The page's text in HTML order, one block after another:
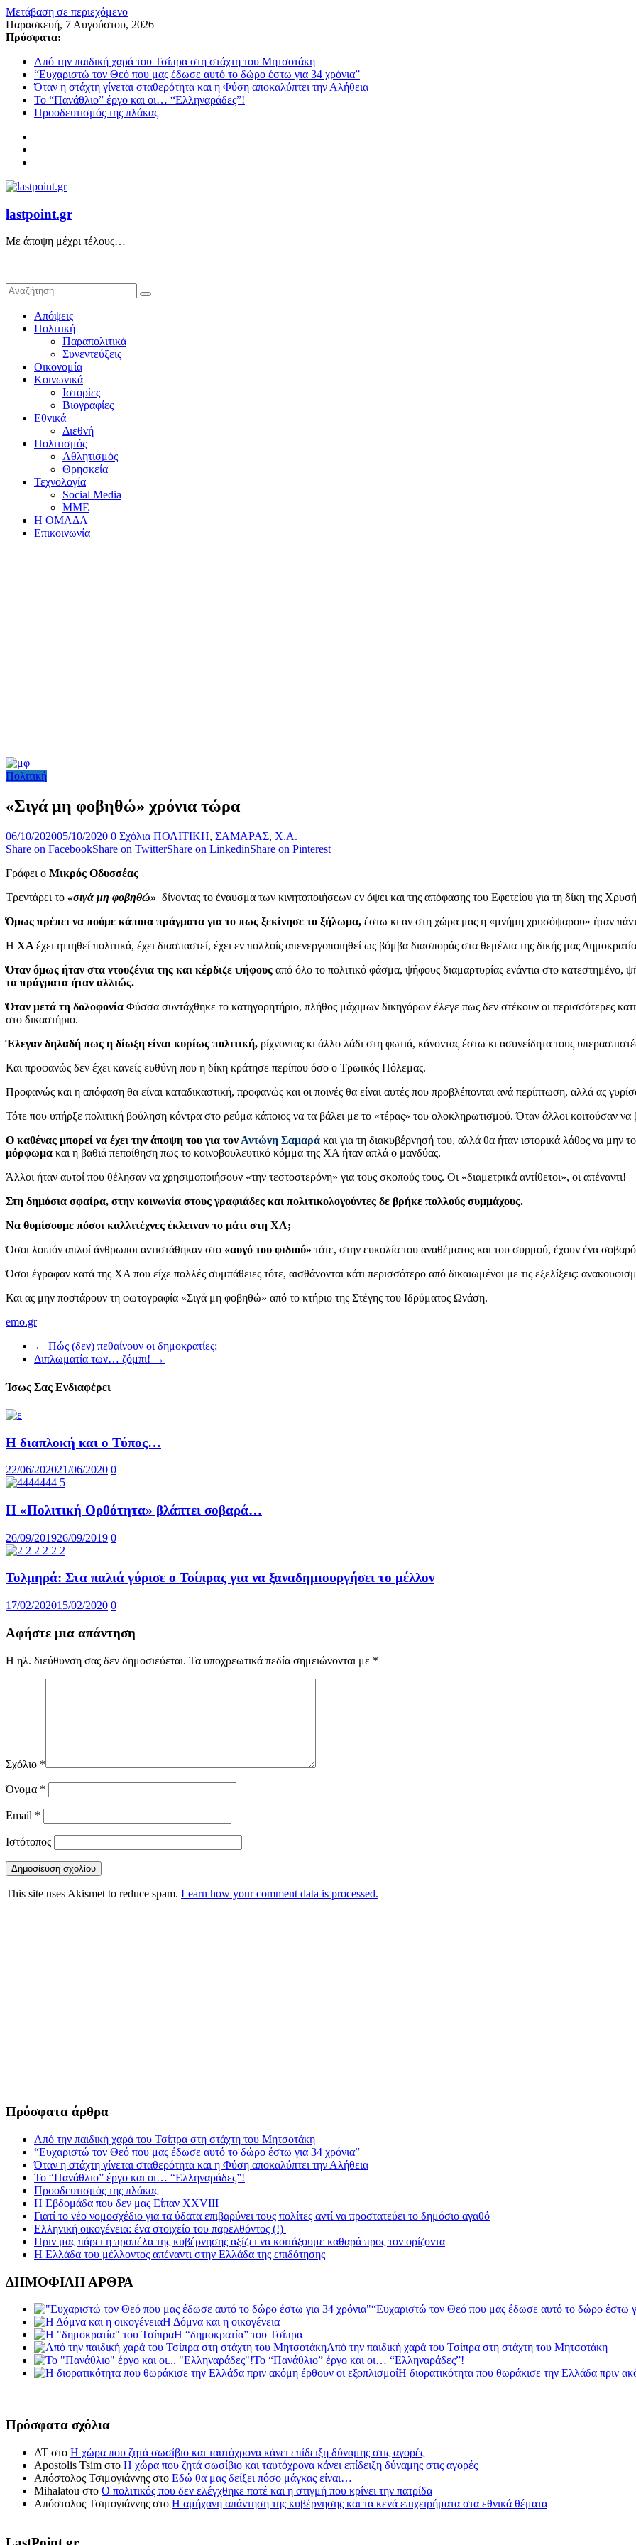
Μετάβαση σε περιεχόμενο
Παρασκευή, 7 Αυγούστου, 2026
Πρόσφατα:
Από την παιδική χαρά του Τσίπρα στη στάχτη του Μητσοτάκη
“Ευχαριστώ τον Θεό που μας έδωσε αυτό το δώρο έστω για 34 χρόνια”
Όταν η στάχτη γίνεται σταθερότητα και η Φύση αποκαλύπτει την Αλήθεια
Το “Πανάθλιο” έργο και οι… “Ελληναράδες”!
Προοδευτισμός της πλάκας
lastpoint.gr
Με άποψη μέχρι τέλους…
Απόψεις
Πολιτική
Παραπολιτικά
Συνεντεύξεις
Οικονομία
Κοινωνικά
Ιστορίες
Βιογραφίες
Εθνικά
Διεθνή
Πολιτισμός
Αθλητισμός
Θρησκεία
Τεχνολογία
Social Media
ΜΜΕ
Η ΟΜΑΔΑ
Επικοινωνία
Πολιτική
«Σιγά μη φοβηθώ» χρόνια τώρα
06/10/202005/10/2020 0 Σχόλια ΠΟΛΙΤΙΚΗ, ΣΑΜΑΡΑΣ, Χ.Α.
Share on FacebookShare on TwitterShare on LinkedinShare on Pinterest
Γράφει ο Μικρός Οδυσσέας
Τρεντάρει το «σιγά μη φοβηθώ» δίνοντας το έναυσμα των κινητοποιήσεων εν όψει και της απόφασης του Εφετείου για τη δίκη της
Όμως πρέπει να πούμε κάποια πράγματα για το πως ξεκίνησε το ξήλωμα, έστω κι αν στη χώρα μας η «μνήμη χρυσόψαρου» ήταν
Η ΧΑ έχει ηττηθεί πολιτικά, έχει διασπαστεί, έχει εν πολλοίς απενεργοποιηθεί ως βόμβα διασποράς στα θεμέλια της δικής μας
Όταν όμως ήταν στα ντουζένια της και κέρδιζε ψήφους από όλο το πολιτικό φάσμα, ψήφους διαμαρτυρίας ενάντια στο
τα πράγματα ήταν αλλιώς.
Όταν μετά τη δολοφονία Φύσσα συντάχθηκε το κατηγορητήριο, πλήθος μάχιμων δικηγόρων έλεγε πως δεν στέκουν οι περισσότερες
στο δικαστήριο.
Έλεγαν δηλαδή πως η δίωξη είναι κυρίως πολιτική, ρίχνοντας κι άλλο λάδι στη φωτιά, κάνοντας έστω κι ασυνείδητα τους
Και προφανώς δεν έχει κανείς ευθύνη που η δίκη κράτησε περίπου όσο ο Τρωικός Πόλεμας.
Προφανώς και η απόφαση θα είναι καταδικαστική, προφανώς και οι ποινές θα είναι αυτές που προβλέπονται ανά περίπτωση, αλλά ας
Τότε που υπήρξε πολιτική βούληση κόντρα στο ρεύμα κάποιος να τα βάλει με το «τέρας» του ολοκληρωτισμού. Όταν άλλοι κοιτούσαν
Ο καθένας μπορεί να έχει την άποψη του για τον Αντώνη Σαμαρά και για τη διακυβέρνησή του, αλλά θα ήταν ιστορικά λάθος να μην
μόρφωμα και η βαθιά πεποίθηση πως το κοινοβουλευτικό κόμμα της ΧΑ ήταν απλά ο μανδύας.
Άλλοι ήταν αυτοί που θέλησαν να χρησιμοποιήσουν «την τεστοστερόνη» για τους σκοπούς τους. Οι «διαμετρικά αντίθετοι», οι απέναντι!
Στη δημόσια σφαίρα, στην κοινωνία στους γραφιάδες και πολιτικολογούντες δε βρήκε πολλούς συμμάχους.
Να θυμίσουμε πόσοι καλλιτέχνες έκλειναν το μάτι στη ΧΑ;
Όσοι λοιπόν απλοί άνθρωποι αντιστάθηκαν στο «αυγό του φιδιού» τότε, στην ευκολία του αναθέματος και του συρμού, έχουν ένα
Όσοι έγραφαν κατά της ΧΑ που είχε πολλές συμπάθειες τότε, αισθάνονται κάτι περισσότερο από δικαιωμένοι με τις εξελίξεις:
Και ας μην ποστάρουν τη φωτογραφία «Σιγά μη φοβηθώ» από το κτήριο της Στέγης του Ιδρύματος Ωνάση.
emo.gr
← Πώς (δεν) πεθαίνουν οι δημοκρατίες;
Διπλωματία των… ζόμπι! →
Ίσως Σας Ενδιαφέρει
Η διαπλοκή και ο Τύπος…
22/06/202021/06/2020 0
Η «Πολιτική Ορθότητα» βλάπτει σοβαρά…
26/09/201926/09/2019 0
Τολμηρά: Στα παλιά γύρισε ο Τσίπρας για να ξαναδημιουργήσει το μέλλον
17/02/202015/02/2020 0
Αφήστε μια απάντηση
Η ηλ. διεύθυνση σας δεν δημοσιεύεται. Τα υποχρεωτικά πεδία σημειώνονται με *
Σχόλιο *
Όνομα *
Email *
Ιστότοπος
This site uses Akismet to reduce spam. Learn how your comment data is processed.
Πρόσφατα άρθρα
Από την παιδική χαρά του Τσίπρα στη στάχτη του Μητσοτάκη
“Ευχαριστώ τον Θεό που μας έδωσε αυτό το δώρο έστω για 34 χρόνια”
Όταν η στάχτη γίνεται σταθερότητα και η Φύση αποκαλύπτει την Αλήθεια
Το “Πανάθλιο” έργο και οι… “Ελληναράδες”!
Προοδευτισμός της πλάκας
Η Εβδομάδα που δεν μας Είπαν XXVIII
Γιατί το νέο νομοσχέδιο για τα ύδατα επιβαρύνει τους πολίτες αντί να προστατεύει το δημόσιο αγαθό
Ελληνική οικογένεια: ένα στοιχείο του παρελθόντος (!)
Πριν μας πάρει η προπέλα της κυβέρνησης αξίζει να κοιτάξουμε καθαρά προς τον ορίζοντα
Η Ελλάδα του μέλλοντος απέναντι στην Ελλάδα της επιδότησης
ΔΗΜΟΦΙΛΗ ΑΡΘΡΑ
“Ευχαριστώ τον Θεό που μας έδωσε αυτό το δώρο έστω
Η Δόμνα και η οικογένεια
Η “δημοκρατία” του Τσίπρα
Από την παιδική χαρά του Τσίπρα στη στάχτη του Μητσοτάκη
Το “Πανάθλιο” έργο και οι… “Ελληναράδες”!
Η διορατικότητα που θωράκισε την Ελλάδα πριν
Πρόσφατα σχόλια
ΑΤ στο Η χώρα που ζητά σωσίβιο και ταυτόχρονα κάνει επίδειξη δύναμης στις αγορές
Apostolis Tsim στο Η χώρα που ζητά σωσίβιο και ταυτόχρονα κάνει επίδειξη δύναμης στις αγορές
Απόστολος Τσιμογιάννης στο Εδώ θα μας δείξει πόσο μάγκας είναι…
Mihalatou στο Ο πολιτικός που δεν ελέγχθηκε ποτέ και η στιγμή που κρίνει την πατρίδα
Απόστολος Τσιμογιάννης στο Η αμήχανη απάντηση της κυβέρνησης και τα κενά επιχειρήματα στα εθνικά θέματα